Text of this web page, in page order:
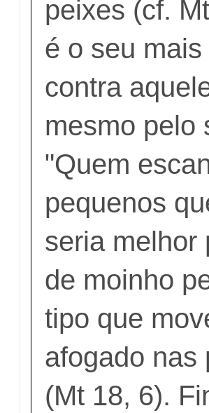
peixes (cf.
é o seu
contra
mesmo pelo
"Quem
pequenos
seria melhor
de moinho
tipo que
afogado nas
(Mt 18, 6).